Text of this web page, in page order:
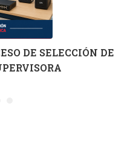
DE SELECCIÓN DE